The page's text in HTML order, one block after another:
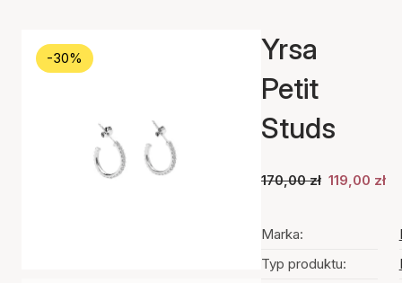
-30%
Yrsa
Petit
Studs
170,00 zł 119,00 zł
Marka:
Typ produktu: